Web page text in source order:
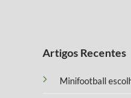
Artigos Recentes
Minifootball